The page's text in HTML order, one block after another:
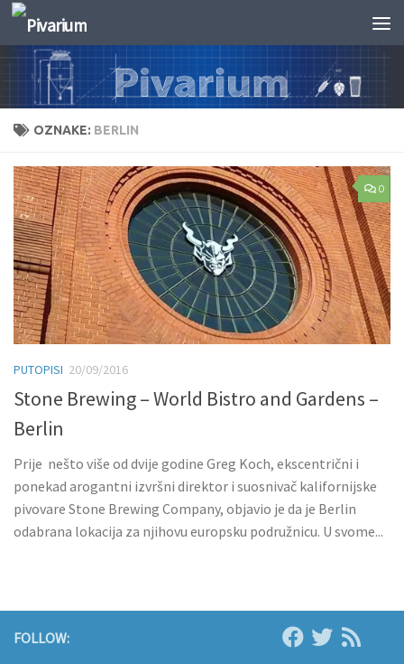
Skip to content
OZNAKE: BERLIN
0
PUTOPISI 20/09/2016
Stone Brewing – World Bistro and Gardens –
Berlin
Prije nešto više od dvije godine Greg Koch, ekscentrični i
ponekad arogantni izvršni direktor i suosnivač kalifornijske
pivovare Stone Brewing Company, objavio je da je Berlin
odabrana lokacija za njihovu europsku podružnicu. U svome...
FOLLOW: